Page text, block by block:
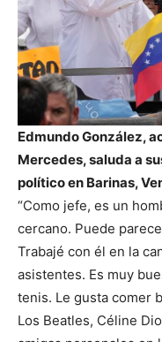
Edmundo González,
Mercedes, saluda a
político en Barinas,
“Como jefe, es un
cercano. Puede
Trabajé con él en la
asistentes. Es muy
tenis. Le gusta comer
Los Beatles, Céline